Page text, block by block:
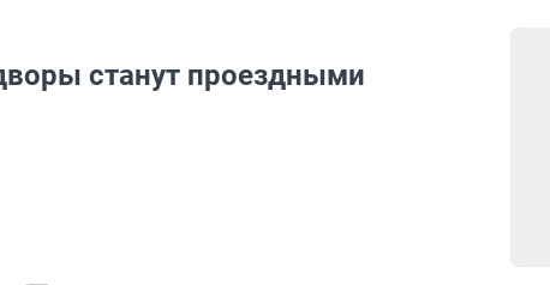
станут проездными